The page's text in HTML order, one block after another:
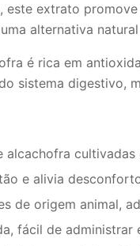
extrato
alternativa
é rica em
sistema digestivo,
alcachofra cultivadas
e alivia
de origem animal,
fácil de administrar